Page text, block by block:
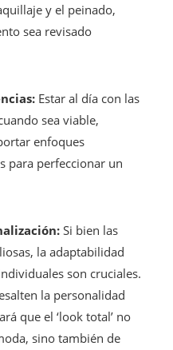
y el peinado,
sea revisado
Estar al día con las
sea viable,
enfoques
para perfeccionar un
Si bien las
la adaptabilidad
son cruciales.
la personalidad
que el ‘look total’ no
sino también de